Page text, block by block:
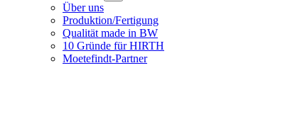
Über uns
Produktion/Fertigung
Qualität made in BW
10 Gründe für HIRTH
Moetefindt-Partner